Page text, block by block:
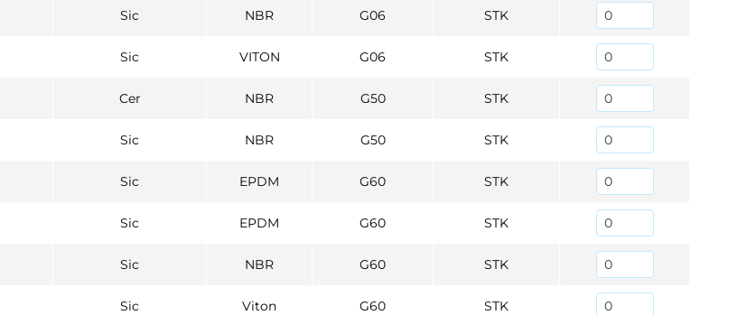
Sic NBR G06 STK
Sic VITON G06 STK
Cer NBR G50 STK
Sic NBR G50 STK
Sic EPDM G60 STK
Sic EPDM G60 STK
Sic NBR G60 STK
Sic Viton G60 STK